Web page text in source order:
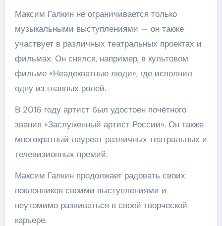
Максим Галкин не ограничивается только
музыкальными выступлениями — он также
участвует в различных театральных проектах и
фильмах. Он снялся, например, в культовом
фильме «Неадекватные люди», где исполнил
одну из главных ролей.
В 2016 году артист был удостоен почётного
звания «Заслуженный артист России». Он также
многократный лауреат различных театральных и
телевизионных премий.
Максим Галкин продолжает радовать своих
поклонников своими выступлениями и
неутомимо развиваться в своей творческой
карьере.